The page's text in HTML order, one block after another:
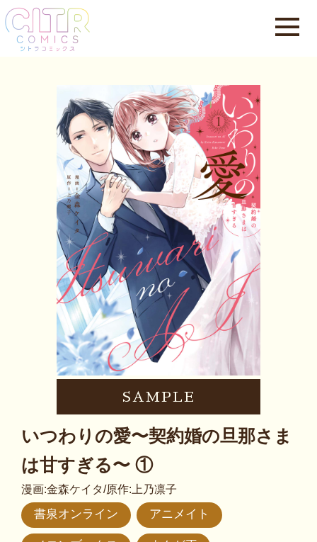
SAMPLE
いつわりの愛〜契約婚の旦那さま
は甘すぎる〜 ①
漫画:金森ケイタ/原作:上乃凛子
書泉オンライン アニメイト